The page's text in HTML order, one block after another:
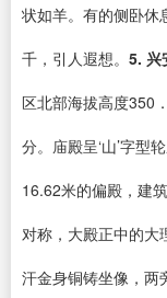
状如羊。有的侧卧休
千，引人遐想。 5. 兴
区北部海拔高度350
分。庙殿呈‘山’字型
16.62米的偏殿，建
对称，大殿正中的大
汗金身铜铸坐像，两